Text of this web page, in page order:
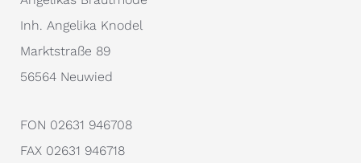
Inh. Angelika Knodel
Marktstraße 89
56564 Neuwied
FON 02631 946708
FAX 02631 946718